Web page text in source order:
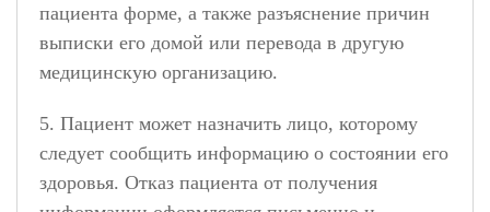
пациента форме, а также разъяснение причин
выписки его домой или перевода в другую
медицинскую организацию.
5. Пациент может назначить лицо, которому
следует сообщить информацию о состоянии его
здоровья. Отказ пациента от получения